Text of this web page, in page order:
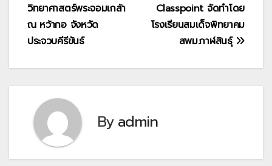
Classpoint จัดทำโดย
โรงเรียนสมเด็จพิทยาคม
สพม.กาฬสินธ์ุ
วิทยาศาสตร์พระจอมเกล้า
ณ หว้ากอ จังหวัด
ประจวบคีรีขันธ์
Byadmin